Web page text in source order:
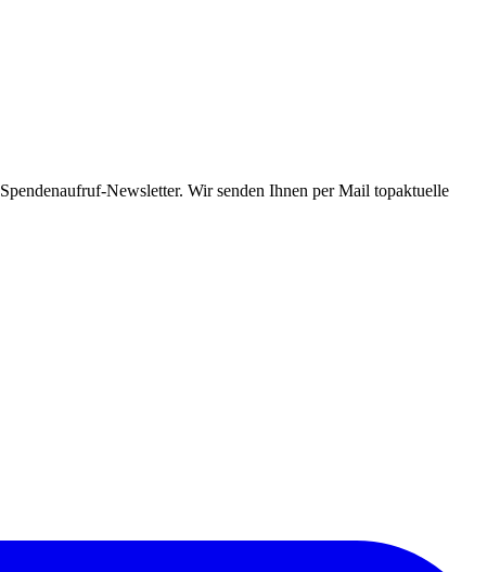
Newsletter. Wir senden Ihnen per Mail topaktuelle